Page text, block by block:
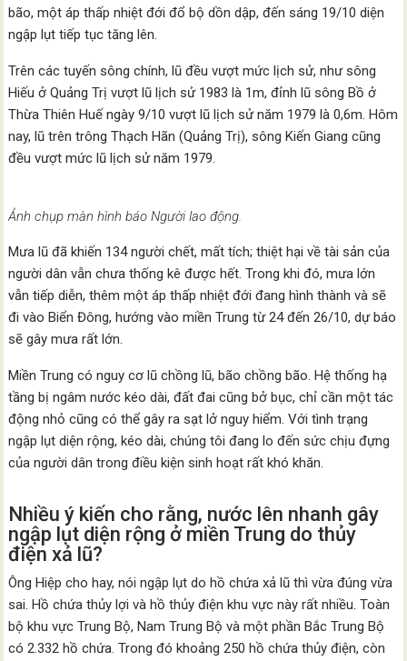
bão, một áp thấp nhiệt đới đổ bộ dồn dập, đến sáng 19/10 diện
ngập lụt tiếp tục tăng lên.
Trên các tuyến sông chính, lũ đều vượt mức lịch sử, như sông
Hiếu ở Quảng Trị vượt lũ lịch sử 1983 là 1m, đỉnh lũ sông Bồ ở
Thừa Thiên Huế ngày 9/10 vượt lũ lịch sử năm 1979 là 0,6m. Hôm
nay, lũ trên trông Thạch Hãn (Quảng Trị), sông Kiến Giang cũng
đều vượt mức lũ lịch sử năm 1979.
Ảnh chụp màn hình báo Người lao động.
Mưa lũ đã khiến 134 người chết, mất tích; thiệt hại về tài sản của
người dân vẫn chưa thống kê được hết. Trong khi đó, mưa lớn
vẫn tiếp diễn, thêm một áp thấp nhiệt đới đang hình thành và sẽ
đi vào Biển Đông, hướng vào miền Trung từ 24 đến 26/10, dự báo
sẽ gây mưa rất lớn.
Miền Trung có nguy cơ lũ chồng lũ, bão chồng bão. Hệ thống hạ
tầng bị ngâm nước kéo dài, đất đai cũng bở bục, chỉ cần một tác
động nhỏ cũng có thể gây ra sạt lở nguy hiểm. Với tình trạng
ngập lụt diện rộng, kéo dài, chúng tôi đang lo đến sức chịu đựng
của người dân trong điều kiện sinh hoạt rất khó khăn.
Nhiều ý kiến cho rằng, nước lên nhanh gây
ngập lụt diện rộng ở miền Trung do thủy
điện xả lũ?
Ông Hiệp cho hay, nói ngập lụt do hồ chứa xả lũ thì vừa đúng vừa
sai. Hồ chứa thủy lợi và hồ thủy điện khu vực này rất nhiều. Toàn
bộ khu vực Trung Bộ, Nam Trung Bộ và một phần Bắc Trung Bộ
có 2.332 hồ chứa. Trong đó khoảng 250 hồ chứa thủy điện, còn